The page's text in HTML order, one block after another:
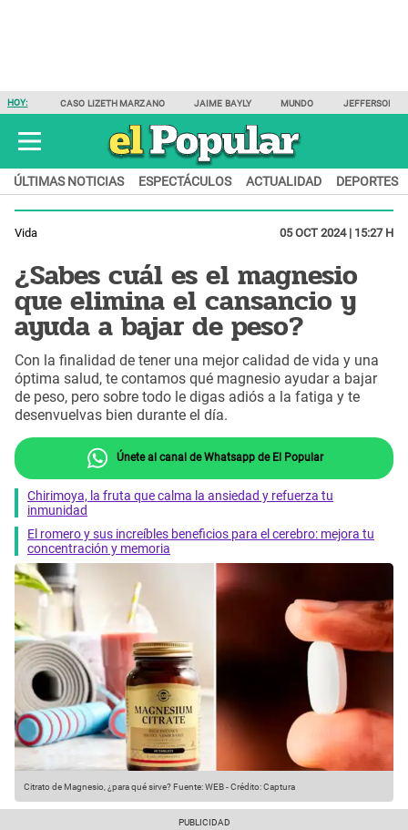
HOY: CASO LIZETH MARZANO JAIME BAYLY MUNDO JEFFERSON
ÚLTIMAS NOTICIAS ESPECTÁCULOS ACTUALIDAD DEPORTES
Vida 05 OCT 2024 | 15:27 H
¿Sabes cuál es el magnesio
que elimina el cansancio y
ayuda a bajar de peso?
Con la finalidad de tener una mejor calidad de vida y una
óptima salud, te contamos qué magnesio ayudar a bajar
de peso, pero sobre todo le digas adiós a la fatiga y te
desenvuelvas bien durante el día.
Únete al canal de Whatsapp de El Popular
Chirimoya, la fruta que calma la ansiedad y refuerza tu
inmunidad
El romero y sus increíbles beneficios para el cerebro: mejora tu
concentración y memoria
Citrato de Magnesio, ¿para qué sirve?Fuente: WEB-Crédito: Captura